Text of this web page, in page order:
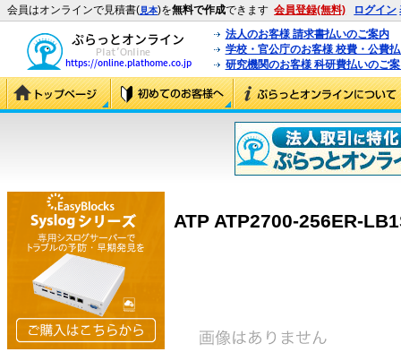
会員はオンラインで見積書(見本)を無料で作成できます 会員登録(無料) ログイン
法人のお客様 請求書払いのご案内
学校・官公庁のお客様 校費・公費
研究機関のお客様 科研費払いのご
ATP ATP2700-256ER-